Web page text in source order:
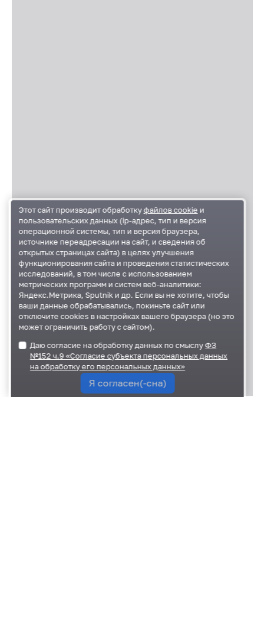
Этот сайт производит обработкуфайлов cookie и
пользовательских данных (ip-адрес, тип и версия
операционной системы, тип и версия браузера,
источнике переадресации на сайт, и сведения об
открытых страницах сайта) в целях улучшения
функционирования сайта и проведения статистических
исследований, в том числе с использованием
метрических программ и систем веб-аналитики:
Яндекс.Метрика, Sputnik и др. Если вы не хотите, чтобы
ваши данные обрабатывались, покиньте сайт или
отключите cookies в настройках вашего браузера (но это
может ограничить работу с сайтом).
Даю согласие на обработку данных по смыслуФЗ
№152 ч.9 «Согласие субъекта персональных данных
на обработку его персональных данных»
Я согласен(-сна)